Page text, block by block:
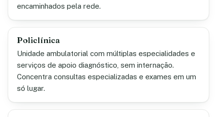
encaminhados pela rede.
Policlínica
Unidade ambulatorial com múltiplas especialidades e
serviços de apoio diagnóstico, sem internação.
Concentra consultas especializadas e exames em um
só lugar.